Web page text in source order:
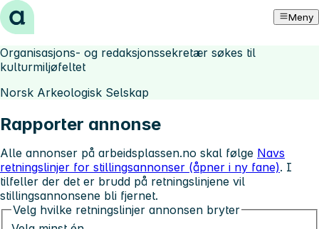
Hopp til innhold Meny
Organisasjons- og redaksjonssekretær søkes til
kulturmiljøfeltet
Norsk Arkeologisk Selskap
Rapporter annonse
Alle annonser på arbeidsplassen.no skal følge Navs
retningslinjer for stillingsannonser (åpner i ny fane). I
tilfeller der det er brudd på retningslinjene vil
stillingsannonsene bli fjernet.
Velg hvilke retningslinjer annonsen bryter